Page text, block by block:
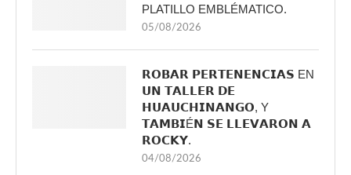
PLATILLO EMBLÉMATICO.
05/08/2026
𝗥𝗢𝗕𝗔𝗥 𝗣𝗘𝗥𝗧𝗘𝗡𝗘𝗡𝗖𝗜𝗔𝗦 EN
𝗨𝗡 𝗧𝗔𝗟𝗟𝗘𝗥 𝗗𝗘
𝗛𝗨𝗔𝗨𝗖𝗛𝗜𝗡𝗔𝗡𝗚𝗢, Y
𝗧𝗔𝗠𝗕𝗜É𝗡 𝗦𝗘 𝗟𝗟𝗘𝗩𝗔𝗥𝗢𝗡 𝗔
𝗥𝗢𝗖𝗞𝗬.
04/08/2026